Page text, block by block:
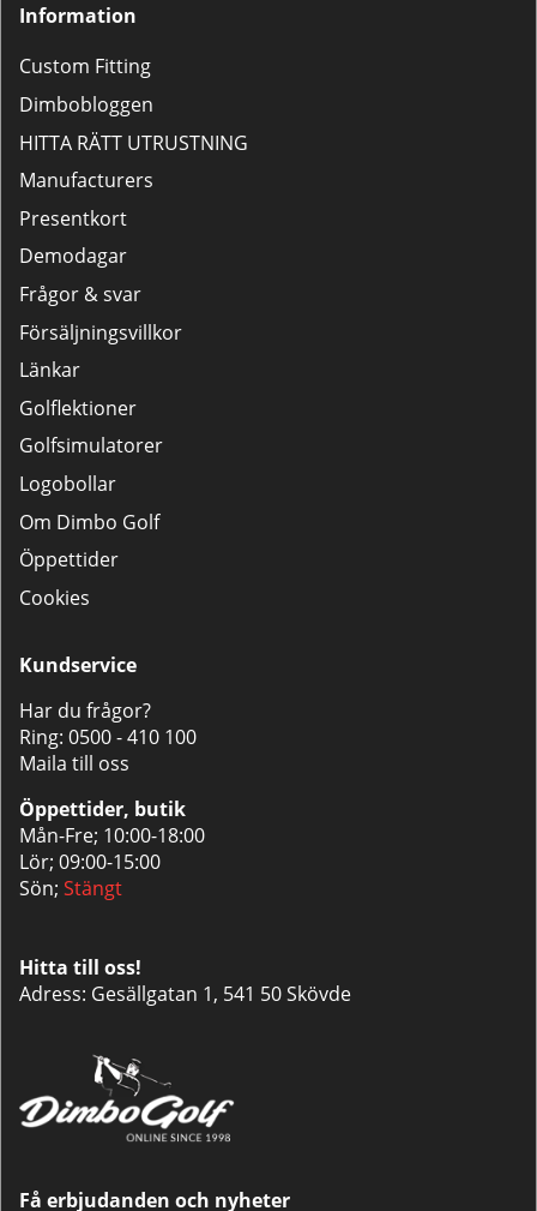
Information
Custom Fitting
Dimbobloggen
HITTA RÄTT UTRUSTNING
Manufacturers
Presentkort
Demodagar
Frågor & svar
Försäljningsvillkor
Länkar
Golflektioner
Golfsimulatorer
Logobollar
Om Dimbo Golf
Öppettider
Cookies
Kundservice
Har du frågor?
Ring: 0500 - 410 100
Maila till oss
Öppettider, butik
Mån-Fre; 10:00-18:00
Lör; 09:00-15:00
Sön; Stängt
Hitta till oss!
Adress: Gesällgatan 1, 541 50 Skövde
Få erbjudanden och nyheter